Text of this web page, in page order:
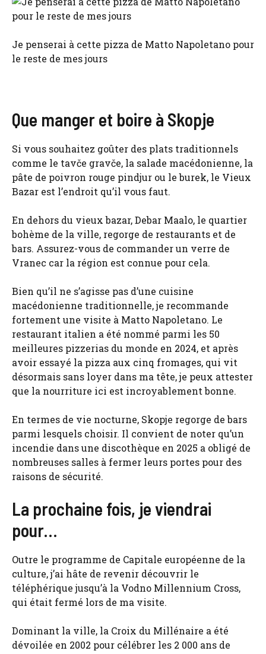
Je penserai à cette pizza de Matto Napoletano pour
le reste de mes jours
Que manger et boire à Skopje
Si vous souhaitez goûter des plats traditionnels
comme le tavče gravče, la salade macédonienne, la
pâte de poivron rouge pindjur ou le burek, le Vieux
Bazar est l’endroit qu’il vous faut.
En dehors du vieux bazar, Debar Maalo, le quartier
bohème de la ville, regorge de restaurants et de
bars. Assurez-vous de commander un verre de
Vranec car la région est connue pour cela.
Bien qu’il ne s’agisse pas d’une cuisine
macédonienne traditionnelle, je recommande
fortement une visite à Matto Napoletano. Le
restaurant italien a été nommé parmi les 50
meilleures pizzerias du monde en 2024, et après
avoir essayé la pizza aux cinq fromages, qui vit
désormais sans loyer dans ma tête, je peux attester
que la nourriture ici est incroyablement bonne.
En termes de vie nocturne, Skopje regorge de bars
parmi lesquels choisir. Il convient de noter qu’un
incendie dans une discothèque en 2025 a obligé de
nombreuses salles à fermer leurs portes pour des
raisons de sécurité.
La prochaine fois, je viendrai
pour…
Outre le programme de Capitale européenne de la
culture, j’ai hâte de revenir découvrir le
téléphérique jusqu’à la Vodno Millennium Cross,
qui était fermé lors de ma visite.
Dominant la ville, la Croix du Millénaire a été
dévoilée en 2002 pour célébrer les 2 000 ans de